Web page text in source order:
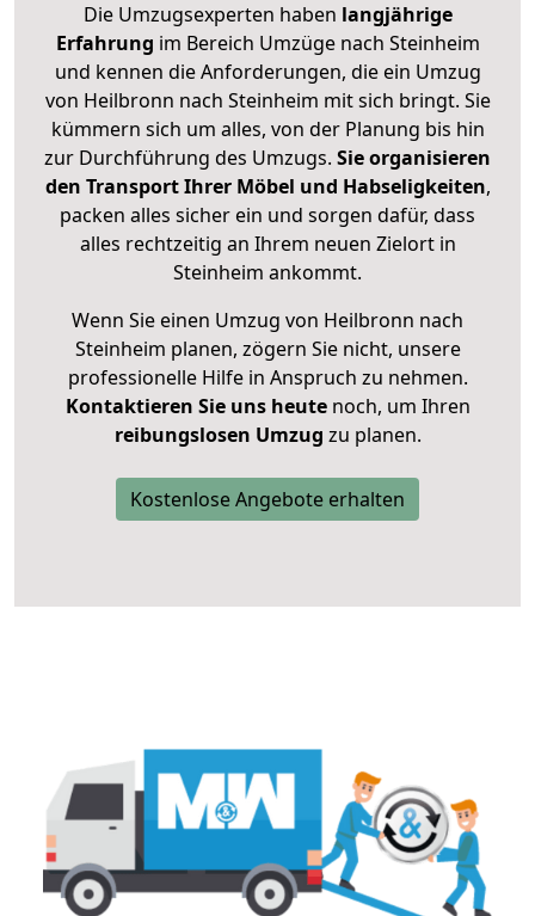
Die Umzugsexperten haben langjährige
Erfahrung im Bereich Umzüge nach Steinheim
und kennen die Anforderungen, die ein Umzug
von Heilbronn nach Steinheim mit sich bringt. Sie
kümmern sich um alles, von der Planung bis hin
zur Durchführung des Umzugs. Sie organisieren
den Transport Ihrer Möbel und Habseligkeiten,
packen alles sicher ein und sorgen dafür, dass
alles rechtzeitig an Ihrem neuen Zielort in
Steinheim ankommt.
Wenn Sie einen Umzug von Heilbronn nach
Steinheim planen, zögern Sie nicht, unsere
professionelle Hilfe in Anspruch zu nehmen.
Kontaktieren Sie uns heutenoch, um Ihren
reibungslosen Umzug zu planen.
Kostenlose Angebote erhalten